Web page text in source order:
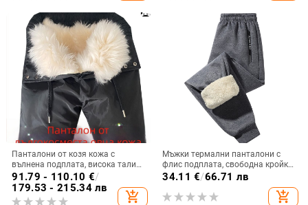
Панталони от козя кожа с
вълнена подплата, висока талия,
за зимна топлина – за средна
възраст и възрастни
91.79 - 110.10 €/
179.53 - 215.34 лв
add_shopping_cart
Мъжки термални панталони с
флис подплата, свободна кройка,
средна талия, смес от химически
34.11 €/66.71 лв
add_shopping_cart